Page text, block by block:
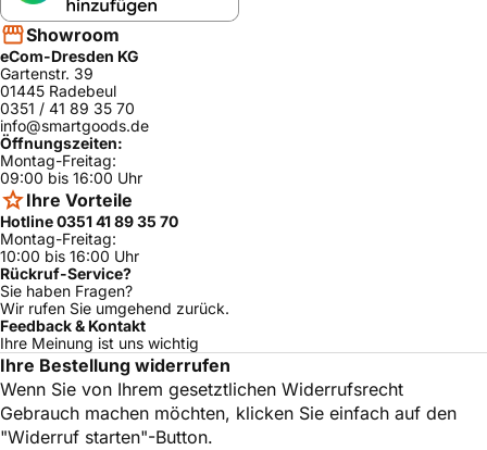
Showroom
eCom-Dresden KG
Gartenstr. 39
01445 Radebeul
0351 / 41 89 35 70
info@smartgoods.de
Öffnungszeiten:
Montag-Freitag:
09:00 bis 16:00 Uhr
Ihre Vorteile
Hotline 0351 41 89 35 70
Montag-Freitag:
10:00 bis 16:00 Uhr
Rückruf-Service?
Sie haben Fragen?
Wir rufen Sie umgehend zurück.
Feedback & Kontakt
Ihre Meinung ist uns wichtig
Ihre Bestellung widerrufen
Wenn Sie von Ihrem gesetztlichen Widerrufsrecht
Gebrauch machen möchten, klicken Sie einfach auf den
"Widerruf starten"-Button.